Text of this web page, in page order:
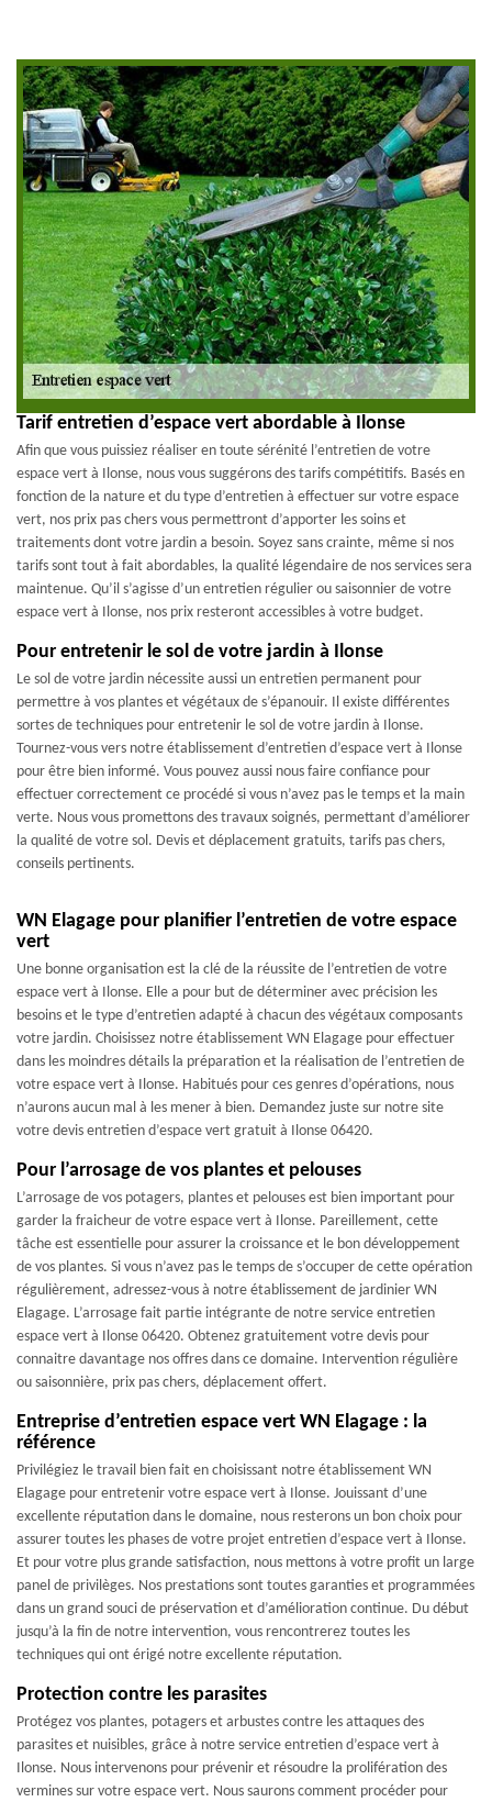
Tarif entretien d’espace vert abordable à Ilonse
Afin que vous puissiez réaliser en toute sérénité l’entretien de votre
espace vert à Ilonse, nous vous suggérons des tarifs compétitifs. Basés en
fonction de la nature et du type d’entretien à effectuer sur votre espace
vert, nos prix pas chers vous permettront d’apporter les soins et
traitements dont votre jardin a besoin. Soyez sans crainte, même si nos
tarifs sont tout à fait abordables, la qualité légendaire de nos services sera
maintenue. Qu’il s’agisse d’un entretien régulier ou saisonnier de votre
espace vert à Ilonse, nos prix resteront accessibles à votre budget.
Pour entretenir le sol de votre jardin à Ilonse
Le sol de votre jardin nécessite aussi un entretien permanent pour
permettre à vos plantes et végétaux de s’épanouir. Il existe différentes
sortes de techniques pour entretenir le sol de votre jardin à Ilonse.
Tournez-vous vers notre établissement d’entretien d’espace vert à Ilonse
pour être bien informé. Vous pouvez aussi nous faire confiance pour
effectuer correctement ce procédé si vous n’avez pas le temps et la main
verte. Nous vous promettons des travaux soignés, permettant d’améliorer
la qualité de votre sol. Devis et déplacement gratuits, tarifs pas chers,
conseils pertinents.
WN Elagage pour planifier l’entretien de votre espace
vert
Une bonne organisation est la clé de la réussite de l’entretien de votre
espace vert à Ilonse. Elle a pour but de déterminer avec précision les
besoins et le type d’entretien adapté à chacun des végétaux composants
votre jardin. Choisissez notre établissement WN Elagage pour effectuer
dans les moindres détails la préparation et la réalisation de l’entretien de
votre espace vert à Ilonse. Habitués pour ces genres d’opérations, nous
n’aurons aucun mal à les mener à bien. Demandez juste sur notre site
votre devis entretien d’espace vert gratuit à Ilonse 06420.
Pour l’arrosage de vos plantes et pelouses
L’arrosage de vos potagers, plantes et pelouses est bien important pour
garder la fraicheur de votre espace vert à Ilonse. Pareillement, cette
tâche est essentielle pour assurer la croissance et le bon développement
de vos plantes. Si vous n’avez pas le temps de s’occuper de cette opération
régulièrement, adressez-vous à notre établissement de jardinier WN
Elagage. L’arrosage fait partie intégrante de notre service entretien
espace vert à Ilonse 06420. Obtenez gratuitement votre devis pour
connaitre davantage nos offres dans ce domaine. Intervention régulière
ou saisonnière, prix pas chers, déplacement offert.
Entreprise d’entretien espace vert WN Elagage : la
référence
Privilégiez le travail bien fait en choisissant notre établissement WN
Elagage pour entretenir votre espace vert à Ilonse. Jouissant d’une
excellente réputation dans le domaine, nous resterons un bon choix pour
assurer toutes les phases de votre projet entretien d’espace vert à Ilonse.
Et pour votre plus grande satisfaction, nous mettons à votre profit un large
panel de privilèges. Nos prestations sont toutes garanties et programmées
dans un grand souci de préservation et d’amélioration continue. Du début
jusqu’à la fin de notre intervention, vous rencontrerez toutes les
techniques qui ont érigé notre excellente réputation.
Protection contre les parasites
Protégez vos plantes, potagers et arbustes contre les attaques des
parasites et nuisibles, grâce à notre service entretien d’espace vert à
Ilonse. Nous intervenons pour prévenir et résoudre la prolifération des
vermines sur votre espace vert. Nous saurons comment procéder pour